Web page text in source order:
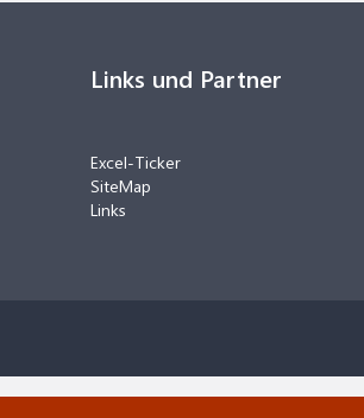
Links und Partner
Excel-Ticker
SiteMap
Links